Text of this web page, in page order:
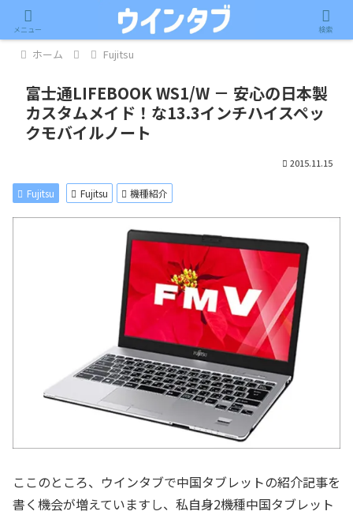
記事内に広告が含まれています。
ホーム Fujitsu
富士通LIFEBOOK WS1/W － 安心の日本製
カスタムメイド！な13.3インチハイスペッ
クモバイルノート
2015.11.15
Fujitsu Fujitsu 機種紹介
ここのところ、ウインタブで中国タブレットの紹介記事を
書く機会が増えていますし、私自身2機種中国タブレット
メニュー 検索